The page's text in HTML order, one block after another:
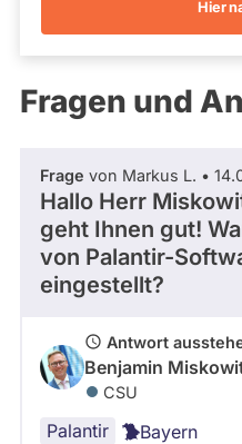
Kandidaturen
und
Mandaten
nicht
berücksichtigt.
Hier
Fragen und
Frage von Markus L. •
Hallo Herr
geht Ihnen gut!
von Palantir-
eingestellt?
Antwort
Benjamin
CSU
Palantir Bayern